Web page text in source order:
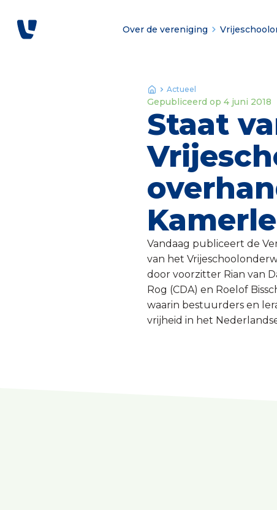
Over de vereniging
Actueel
Gepubliceerd op 4 juni 2018
Staat
Vandaag publiceert de
van het
door voorzitter Rian van
Rog (CDA) en Roelof
waarin bestuurders en
vrijheid in het